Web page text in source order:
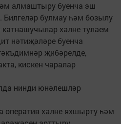
алмаштыру буенча эш
булмау һәм бозылу
хәлне тулаем
нәтиҗәләре буенча
җибәрелде,
кискен чаралар
нинди юнәлешләр
оператив хәлне яхшырту һәм